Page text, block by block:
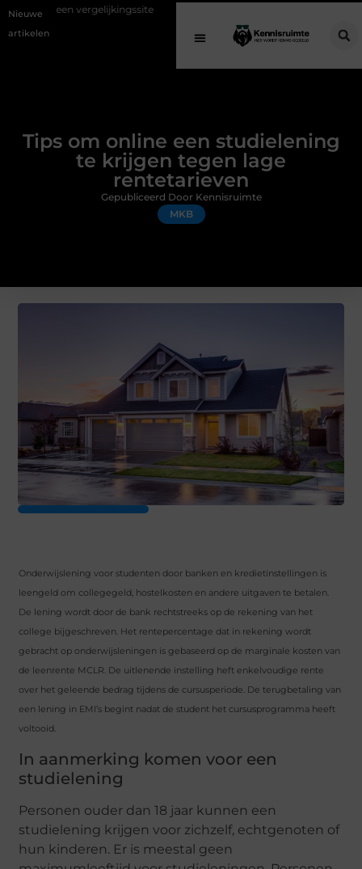
Nieuwe
artikelen
Schenking aan een goed doel: waarom geven
Tips om online een studielening
te krijgen tegen lage
rentetarieven
MKB
Gepubliceerd Door Kennisruimte
Onderwijslening voor studenten door banken en kredietinstellingen is
leengeld om collegegeld, hostelkosten en andere uitgaven te betalen.
De lening wordt door de bank rechtstreeks op de rekening van het
college bijgeschreven. Het rentepercentage dat in rekening wordt
gebracht op onderwijsleningen is gebaseerd op de marginale kosten van
de leenrente MCLR. De uitlenende instelling heft enkelvoudige rente
over het geleende bedrag tijdens de cursusperiode. De terugbetaling van
een lening in EMI’s begint nadat de student het cursusprogramma heeft
voltooid.
In aanmerking komen voor een
studielening
Personen ouder dan 18 jaar kunnen een
studielening krijgen voor zichzelf, echtgenoten of
hun kinderen. Er is meestal geen